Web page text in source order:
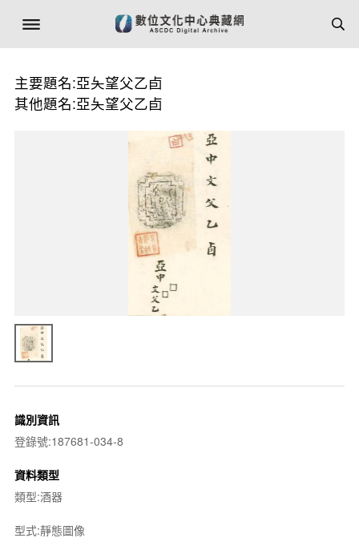
主要題名:亞夨望父乙卣
其他題名:亞夨望父乙卣
識別資訊
登錄號:187681-034-8
資料類型
類型:酒器
型式:靜態圖像